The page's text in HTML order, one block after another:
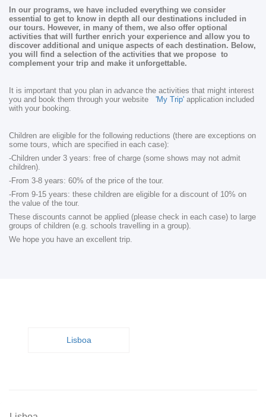
In our programs, we have included everything we consider
essential to get to know in depth all our destinations included in
our tours. However, in many of them, we also offer optional
activities that will further enrich your experience and allow you to
discover additional and unique aspects of each destination. Below,
you will find a selection of the activities that we propose to
complement your trip and make it unforgettable.
It is important that you plan in advance the activities that might interest
you and book them through your website 'My Trip' application included
with your booking.
Children are eligible for the following reductions (there are exceptions on
some tours, which are specified in each case):
-Children under 3 years: free of charge (some shows may not admit
children).
-From 3-8 years: 60% of the price of the tour.
-From 9-15 years: these children are eligible for a discount of 10% on
the value of the tour.
These discounts cannot be applied (please check in each case) to large
groups of children (e.g. schools travelling in a group).
We hope you have an excellent trip.
Lisboa